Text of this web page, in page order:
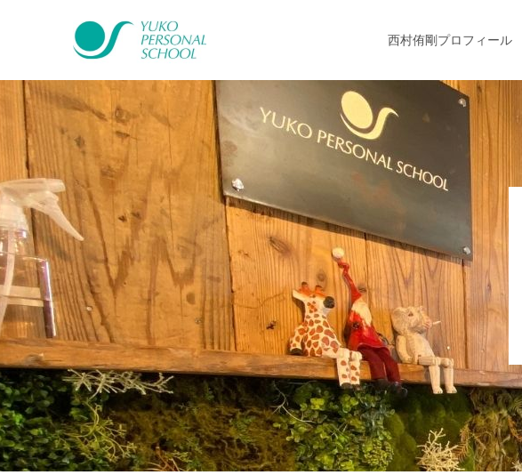
西村侑剛プロフィール